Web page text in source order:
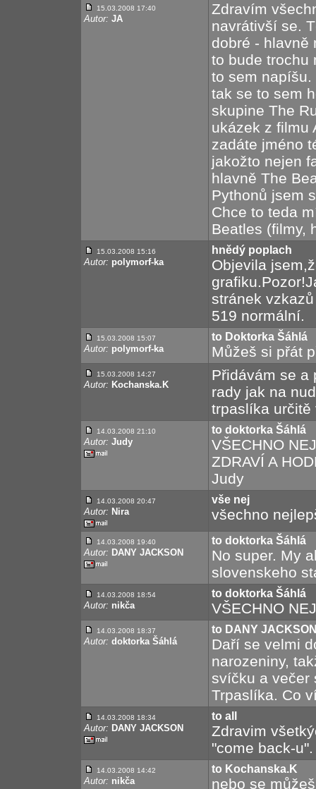
15.03.2008 17:40
Autor: JA
Zdravím
navrátivší se.
dobré - hlavně
to bude trochu
to sem
tak se to sem
skupine The
ukázek z filmu
zadáte jméno
jakožto nejen
hlavně The
Pythonů jsem
Chce to teda
Beatles (filmy,
15.03.2008 15:16
Autor: polymorf-ka
hnědý poplach
Objevila
stránek
519 normální.
15.03.2008 15:07
Autor: polymorf-ka
to Doktorka Šáhlá
Můžeš si přát
15.03.2008 14:27
Autor: Kochanska.K
Přidávám se a
rady jak na
trpaslíka určitě
14.03.2008 21:10
Autor: Judy
to doktorka Šáhlá
VŠECHNO
ZDRAVÍ A
Judy
14.03.2008 20:47
Autor: Nira
vše nej
všechno
14.03.2008 19:40
Autor: DANY JACKSON
to doktorka Šáhlá
No super. My
slovenskeho
14.03.2008 18:54
Autor: nikča
to doktorka Šáhlá
VŠECHNO
14.03.2008 18:37
Autor: doktorka Šáhlá
to DANY
Daří se velmi
narozeniny,
svíčku a večer
Trpaslíka. Co
14.03.2008 18:34
Autor: DANY JACKSON
to all
Zdravim
"come back-
14.03.2008 14:42
Autor: nikča
to Kochanska.K
nebo se